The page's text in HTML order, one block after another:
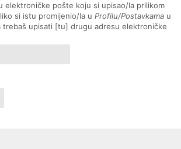
elektroničke pošte koju si upisao/la prilikom
si istu promijenio/la u Profilu/Postavkama u
trebaš upisati [tu] drugu adresu elektroničke